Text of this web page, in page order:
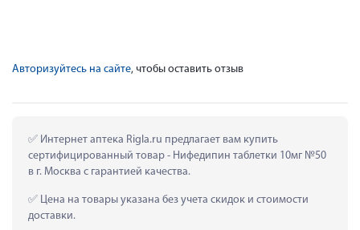
Авторизуйтесь на сайте, чтобы оставить отзыв
Интернет аптека Rigla.ru предлагает вам купить
сертифицированный товар - Нифедипин таблетки 10мг №50
в г. Москва с гарантией качества.
Цена на товары указана без учета скидок и стоимости
доставки.